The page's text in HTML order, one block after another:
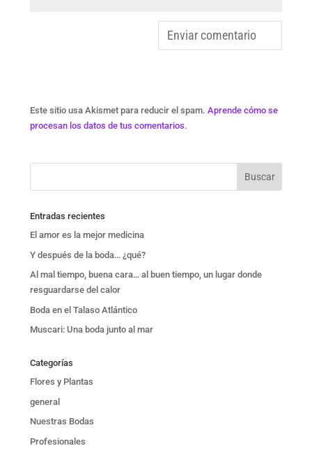
Este sitio usa Akismet para reducir el spam. Aprende cómo se
procesan los datos de tus comentarios.
Entradas recientes
El amor es la mejor medicina
Y después de la boda… ¿qué?
Al mal tiempo, buena cara… al buen tiempo, un lugar donde
resguardarse del calor
Boda en el Talaso Atlántico
Muscari: Una boda junto al mar
Categorías
Flores y Plantas
general
Nuestras Bodas
Profesionales